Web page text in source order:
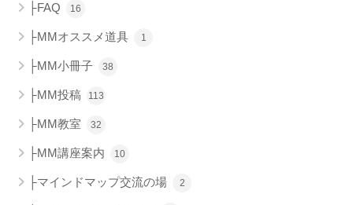
├FAQ 16
├MMオススメ道具 1
├MM小冊子 38
├MM投稿 113
├MM教室 32
├MM講座案内 10
├マインドマップ交流の場 2